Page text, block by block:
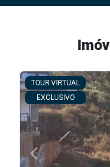
TOUR VIRTUAL
EXCLUSIVO
arrow_back_iosPrevious